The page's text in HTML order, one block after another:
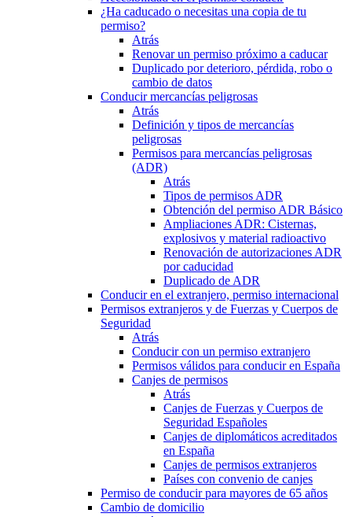
¿Ha caducado o necesitas una copia de tu
permiso?
Atrás
Renovar un permiso próximo a caducar
Duplicado por deterioro, pérdida, robo o
cambio de datos
Conducir mercancías peligrosas
Atrás
Definición y tipos de mercancías
peligrosas
Permisos para mercancías peligrosas
(ADR)
Atrás
Tipos de permisos ADR
Obtención del permiso ADR Básico
Ampliaciones ADR: Cisternas,
explosivos y material radioactivo
Renovación de autorizaciones ADR
por caducidad
Duplicado de ADR
Conducir en el extranjero, permiso internacional
Permisos extranjeros y de Fuerzas y Cuerpos de
Seguridad
Atrás
Conducir con un permiso extranjero
Permisos válidos para conducir en España
Canjes de permisos
Atrás
Canjes de Fuerzas y Cuerpos de
Seguridad Españoles
Canjes de diplomáticos acreditados
en España
Canjes de permisos extranjeros
Países con convenio de canjes
Permiso de conducir para mayores de 65 años
Cambio de domicilio